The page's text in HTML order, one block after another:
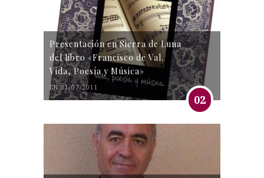
Presentación en Sierra de Luna
del libro «Francisco de Val.
Vida, Poesía y Música»
EN 31/07/2011
02